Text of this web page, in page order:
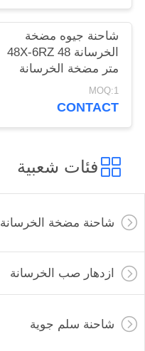
شاحنة جيوه مضخة
الخرسانة 48X-6RZ 48
متر مضخة الخرسانة
شاحنة مضخة الاسمنت
MOQ:1
CONTACT
فئات شعبية
شاحنة مضخة الخرسانة
ازدهار صب الخرسانة
شاحنة سلم جوية